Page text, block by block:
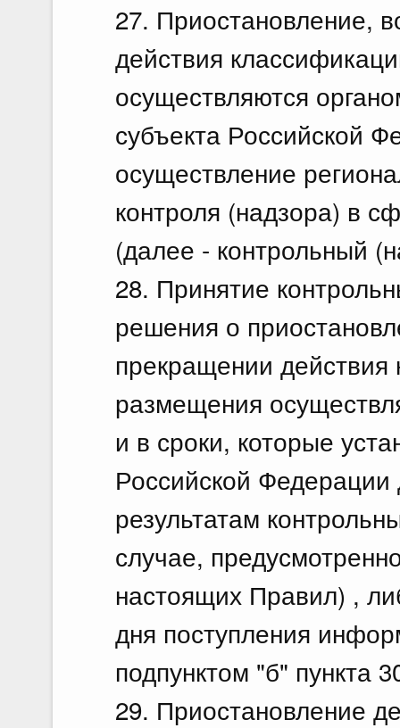
27. Приостановление,
действия
осуществляются
субъекта Российской
осуществление
контроля (надзора) в
(далее - контрольный
28. Принятие
решения о
прекращении действия
размещения
и в сроки, которые
Российской
результатам
случае,
настоящих Правил) ,
дня поступления
подпунктом "б" пункта
29. Приостановление